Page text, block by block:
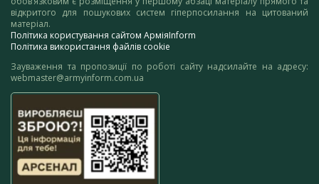
відкритого для пошукових систем гіперпосилання на цитований
матеріал.
Політика користування сайтом АрміяInform
Політика використання файлів cookie
Зауваження та пропозиції по роботі сайту надсилайте на адресу:
webmaster@armyinform.com.ua